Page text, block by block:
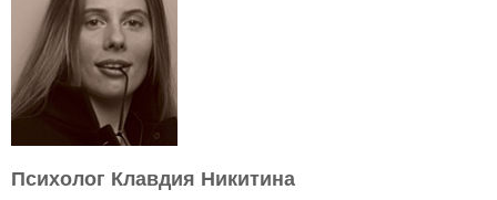
Психолог Клавдия Никитина